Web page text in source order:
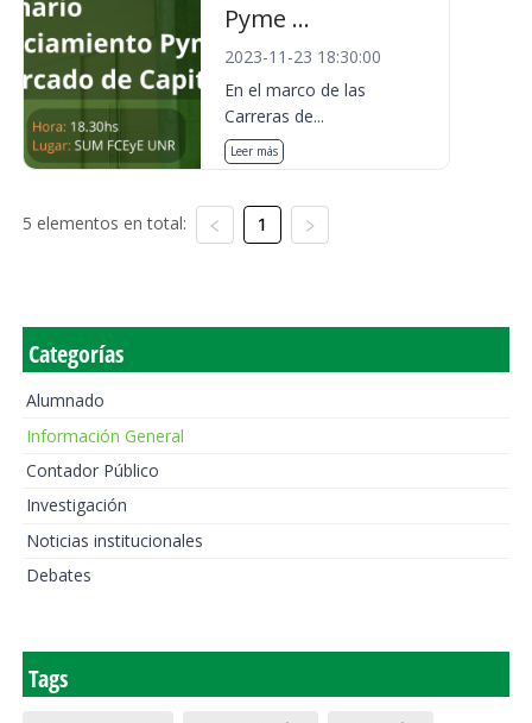
Pyme ...
2023-11-23 18:30:00
En el marco de las
Carreras de...
Leer más
5 elementos en total: 1
Categorías
Alumnado
Información General
Contador Público
Investigación
Noticias institucionales
Debates
Tags